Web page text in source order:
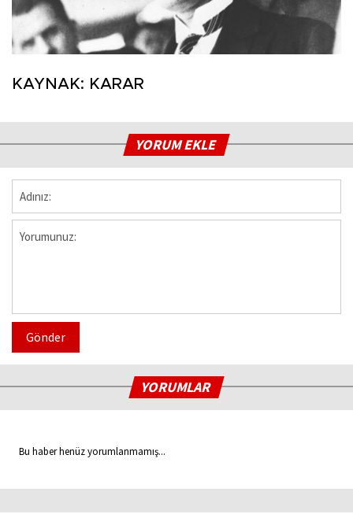
KAYNAK: KARAR
YORUM EKLE
Gönder
YORUMLAR
Bu haber henüz yorumlanmamış...